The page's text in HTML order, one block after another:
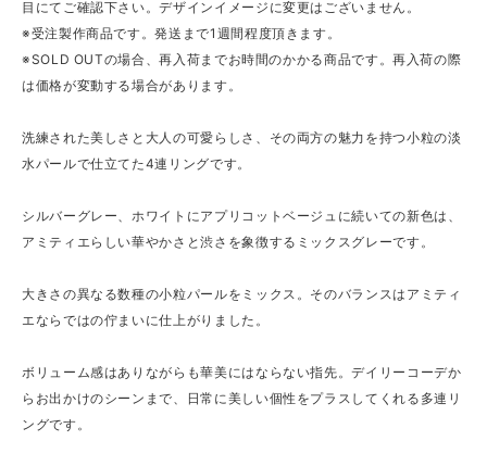
目にてご確認下さい。デザインイメージに変更はございません。
※受注製作商品です。発送まで1週間程度頂きます。
※SOLD OUTの場合、再入荷までお時間のかかる商品です。再入荷の際
は価格が変動する場合があります。
洗練された美しさと大人の可愛らしさ、その両方の魅力を持つ小粒の淡
水パールで仕立てた4連リングです。
シルバーグレー、ホワイトにアプリコットベージュに続いての新色は、
アミティエらしい華やかさと渋さを象徴するミックスグレーです。
大きさの異なる数種の小粒パールをミックス。そのバランスはアミティ
エならではの佇まいに仕上がりました。
ボリューム感はありながらも華美にはならない指先。デイリーコーデか
らお出かけのシーンまで、日常に美しい個性をプラスしてくれる多連リ
ングです。